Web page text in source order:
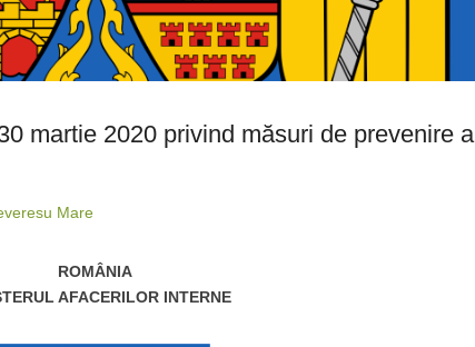
martie 2020 privind măsuri de prevenire a
Mare
ROMÂNIA
AFACERILOR INTERNE